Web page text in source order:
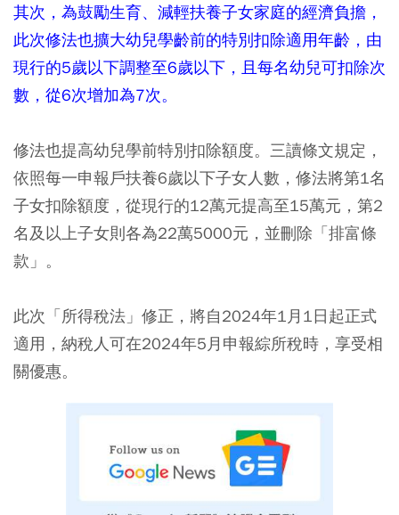
其次，為鼓勵生育、減輕扶養子女家庭的經濟負擔，
此次修法也擴大幼兒學齡前的特別扣除適用年齡，由
現行的5歲以下調整至6歲以下，且每名幼兒可扣除次
數，從6次增加為7次。
修法也提高幼兒學前特別扣除額度。三讀條文規定，
依照每一申報戶扶養6歲以下子女人數，修法將第1名
子女扣除額度，從現行的12萬元提高至15萬元，第2
名及以上子女則各為22萬5000元，並刪除「排富條
款」。
此次「所得稅法」修正，將自2024年1月1日起正式
適用，納稅人可在2024年5月申報綜所稅時，享受相
關優惠。